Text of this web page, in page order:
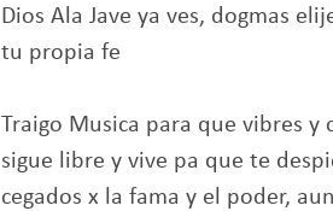
Dios Ala Jave ya ves, dogmas
tu propia fe
Traigo Musica para que vibres y
sigue libre y vive pa que te
cegados x la fama y el poder,